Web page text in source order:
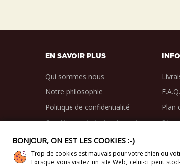
EN SAVOIR PLUS
Qui sommes nous
Notre philosophie
Politique de confidentialité
Conditions générales de vente
F.A.Q.
Plan
BONJOUR, ON EST LES COOKIES :-)
Trop de cookies est mauvais pour votre chien ou
Lorsque vous visitez un site Web, celui-ci peut